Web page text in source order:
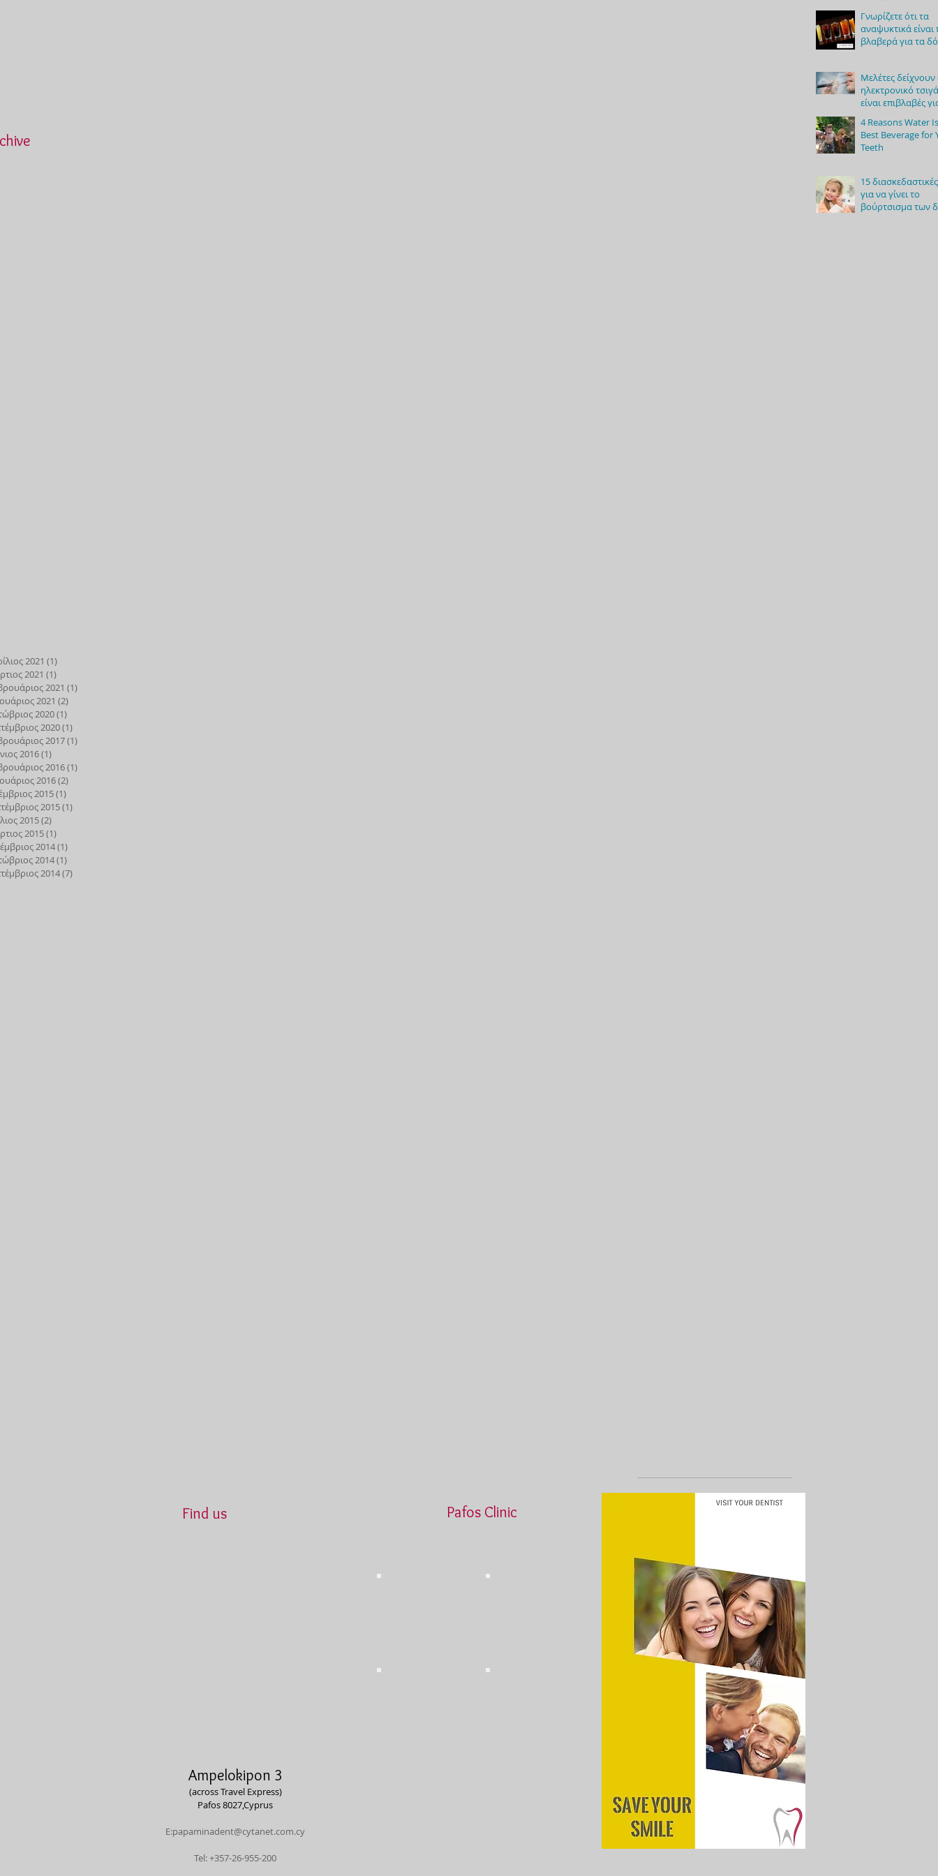
Γνωρίζετε ότι τα
αναψυκτικά
βλαβερά για τα
Μελέτες δείχνουν
ηλεκτρονικό
είναι επιβλαβές
4 Reasons Water
Best Beverage for
Teeth
15
για να γίνει το
βούρτσισμα των
2021 (1)
2021 (1)
2021 (1)
2021 (2)
2020(1)
2020(1)
2017(1)
2016(1)
2016(1)
2016(2)
2015(1)
2015(1)
2015(2)
2015(1)
2014(1)
2014(1)
2014(7)
Find us
Ampelokipon 3
(across Travel Express)
Pafos 8027,Cyprus
E:papaminadent@cytanet.com.cy
Tel: +357-26-955-200
Pafos Clinic